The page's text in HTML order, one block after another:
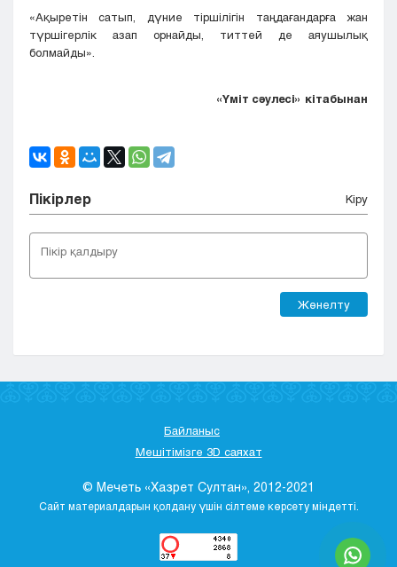
«Ақыретін сатып, дүние тіршілігін таңдағандарға жан
түршігерлік азап орнайды, титтей де аяушылық
болмайды».
«Үміт сәулесі» кітабынан
Пікірлер Кіру
Жөнелту
Байланыс
Мешітімізге 3D саяхат
© Мечеть «Хазрет Султан», 2012-2021
Сайт материалдарын қолдану үшін сілтеме көрсету міндетті.